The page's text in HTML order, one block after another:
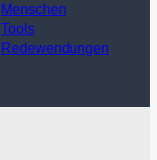
Menschen
Tools
Redewendungen